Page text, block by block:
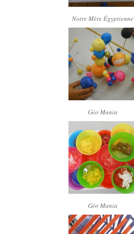
Notre Mère Égyptienne
Géo Mania
Géo Mania